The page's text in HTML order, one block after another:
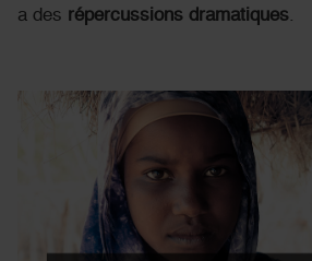
a des répercussions dramatiques.